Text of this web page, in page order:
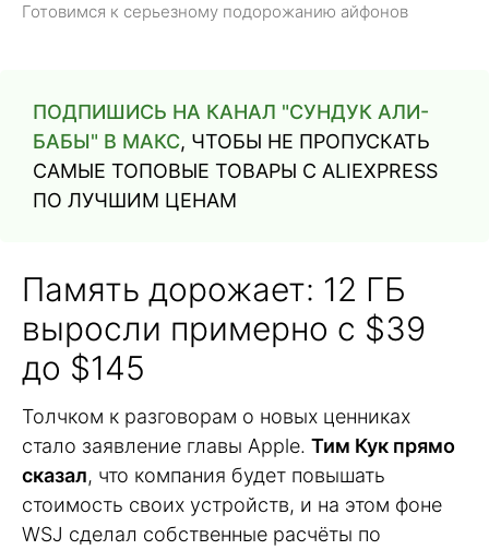
Готовимся к серьезному подорожанию айфонов
ПОДПИШИСЬ НА КАНАЛ "СУНДУК АЛИ-
БАБЫ" В МАКС, ЧТОБЫ НЕ ПРОПУСКАТЬ
САМЫЕ ТОПОВЫЕ ТОВАРЫ С ALIEXPRESS
ПО ЛУЧШИМ ЦЕНАМ
Память дорожает: 12 ГБ
выросли примерно с $39
до $145
Толчком к разговорам о новых ценниках
стало заявление главы Apple. Тим Кук прямо
сказал, что компания будет повышать
стоимость своих устройств, и на этом фоне
WSJ сделал собственные расчёты по